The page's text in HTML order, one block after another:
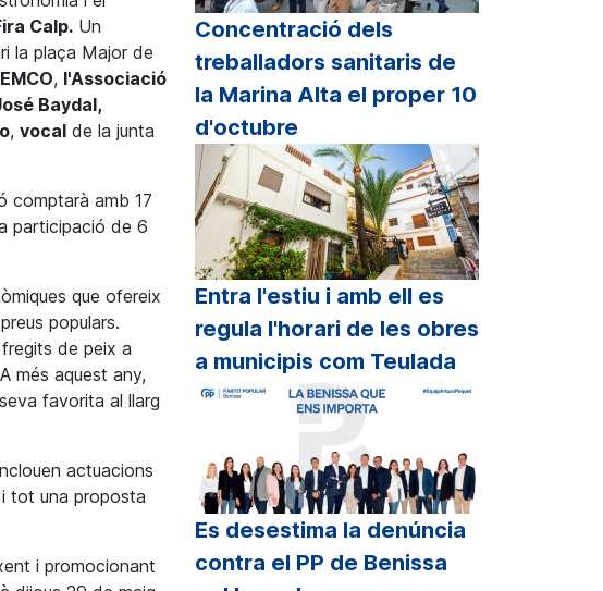
Calp. Un
la plaça Major de
, l'Associació
Baydal,
, vocal de la junta
comptarà amb 17
participació de 6
que ofereix
populars.
de peix a
més aquest any,
favorita al llarg
actuacions
tot una proposta
i promocionant
Concentració dels
treballadors sanitaris de
la Marina Alta el proper 10
d'octubre
Entra l'estiu i amb ell es
regula l'horari de les obres
a municipis com Teulada
Es desestima la denúncia
contra el PP de Benissa